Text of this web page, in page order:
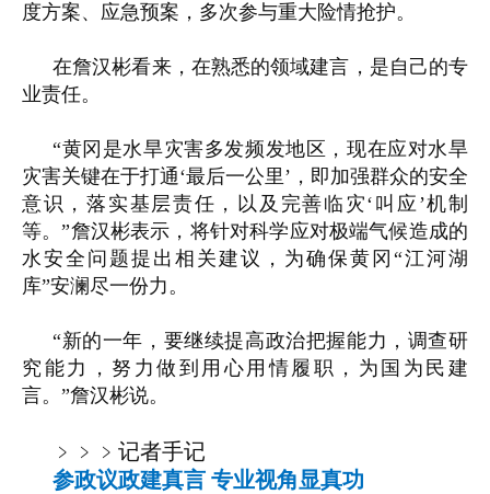
度方案、应急预案，多次参与重大险情抢护。
在詹汉彬看来，在熟悉的领域建言，是自己的专
业责任。
“黄冈是水旱灾害多发频发地区，现在应对水旱
灾害关键在于打通‘最后一公里’，即加强群众的安全
意识，落实基层责任，以及完善临灾‘叫应’机制
等。”詹汉彬表示，将针对科学应对极端气候造成的
水安全问题提出相关建议，为确保黄冈“江河湖
库”安澜尽一份力。
“新的一年，要继续提高政治把握能力，调查研
究能力，努力做到用心用情履职，为国为民建
言。”詹汉彬说。
﹥﹥﹥ 记者手记
参政议政建真言 专业视角显真功